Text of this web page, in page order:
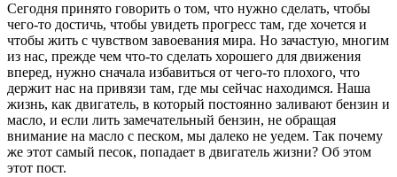
Сегодня принято говорить о том, что нужно сделать, чтобы
чего-то достичь, чтобы увидеть прогресс там, где хочется и
чтобы жить с чувством завоевания мира. Но зачастую, многим
из нас, прежде чем что-то сделать хорошего для движения
вперед, нужно сначала избавиться от чего-то плохого, что
держит нас на привязи там, где мы сейчас находимся. Наша
жизнь, как двигатель, в который постоянно заливают бензин и
масло, и если лить замечательный бензин, не обращая
внимание на масло с песком, мы далеко не уедем. Так почему
же этот самый песок, попадает в двигатель жизни? Об этом
этот пост.